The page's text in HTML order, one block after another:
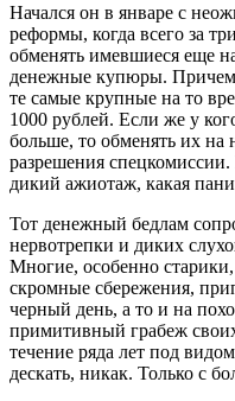
Начался он в январе с
реформы, когда всего за
обменять имевшиеся еще
денежные купюры. Причем
те самые крупные на то
1000 рублей. Если же у
больше, то обменять их на
разрешения
дикий ажиотаж, какая
Тот денежный бедлам
нервотрепки и диких
Многие, особенно
скромные сбережения,
черный день, а то и на
примитивный грабеж
течение ряда лет под
дескать, никак. Только с